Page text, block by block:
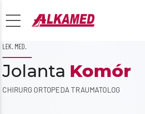
LEK. MED.
Jolanta Komór
CHIRURG ORTOPEDA TRAUMATOLOG